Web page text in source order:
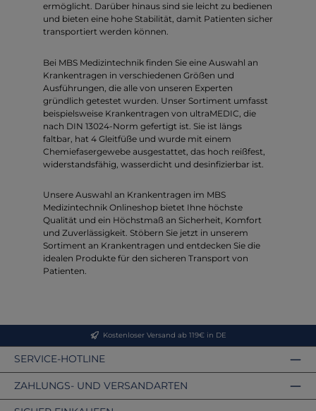
ermöglicht. Darüber hinaus sind sie leicht zu bedienen
und bieten eine hohe Stabilität, damit Patienten sicher
transportiert werden können.
Bei MBS Medizintechnik finden Sie eine Auswahl an
Krankentragen in verschiedenen Größen und
Ausführungen, die alle von unseren Experten
gründlich getestet wurden. Unser Sortiment umfasst
beispielsweise Krankentragen von ultraMEDIC, die
nach DIN 13024-Norm gefertigt ist. Sie ist längs
faltbar, hat 4 Gleitfüße und wurde mit einem
Chemiefasergewebe ausgestattet, das hoch reißfest,
widerstandsfähig, wasserdicht und desinfizierbar ist.
Unsere Auswahl an Krankentragen im MBS
Medizintechnik Onlineshop bietet Ihne höchste
Qualität und ein Höchstmaß an Sicherheit, Komfort
und Zuverlässigkeit. Stöbern Sie jetzt in unserem
Sortiment an Krankentragen und entdecken Sie die
idealen Produkte für den sicheren Transport von
Patienten.
Kostenloser Versand ab 119€ in DE
SERVICE-HOTLINE
ZAHLUNGS- UND VERSANDARTEN